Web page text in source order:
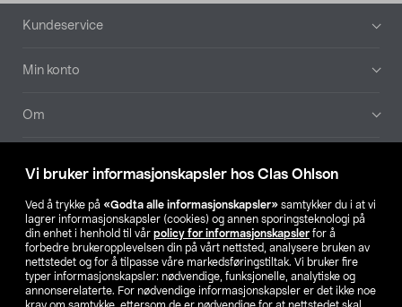
Vi bruker informasjonskapsler hos Clas Ohlson
Ved å trykke på «Godta alle informasjonskapsler» samtykker du i at vi
lagrer informasjonskapsler (cookies) og annen sporingsteknologi på
din enhet i henhold til vår policy for informasjonskapsler for å
forbedre brukeropplevelsen din på vårt nettsted, analysere bruken av
nettstedet og for å tilpasse våre markedsføringstiltak. Vi bruker fire
typer informasjonskapsler: nødvendige, funksjonelle, analytiske og
annonserelaterte. For nødvendige informasjonskapsler er det ikke noe
Bunntekst
Kundeservice
Min konto
Om
Våre selskaper
Finn din butikk
SE NO FI